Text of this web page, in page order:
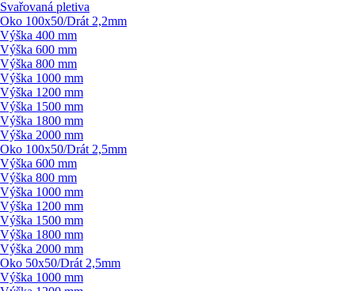
Svařovaná pletiva
Oko 100x50/Drát 2,2mm
Výška 400 mm
Výška 600 mm
Výška 800 mm
Výška 1000 mm
Výška 1200 mm
Výška 1500 mm
Výška 1800 mm
Výška 2000 mm
Oko 100x50/Drát 2,5mm
Výška 600 mm
Výška 800 mm
Výška 1000 mm
Výška 1200 mm
Výška 1500 mm
Výška 1800 mm
Výška 2000 mm
Oko 50x50/Drát 2,5mm
Výška 1000 mm